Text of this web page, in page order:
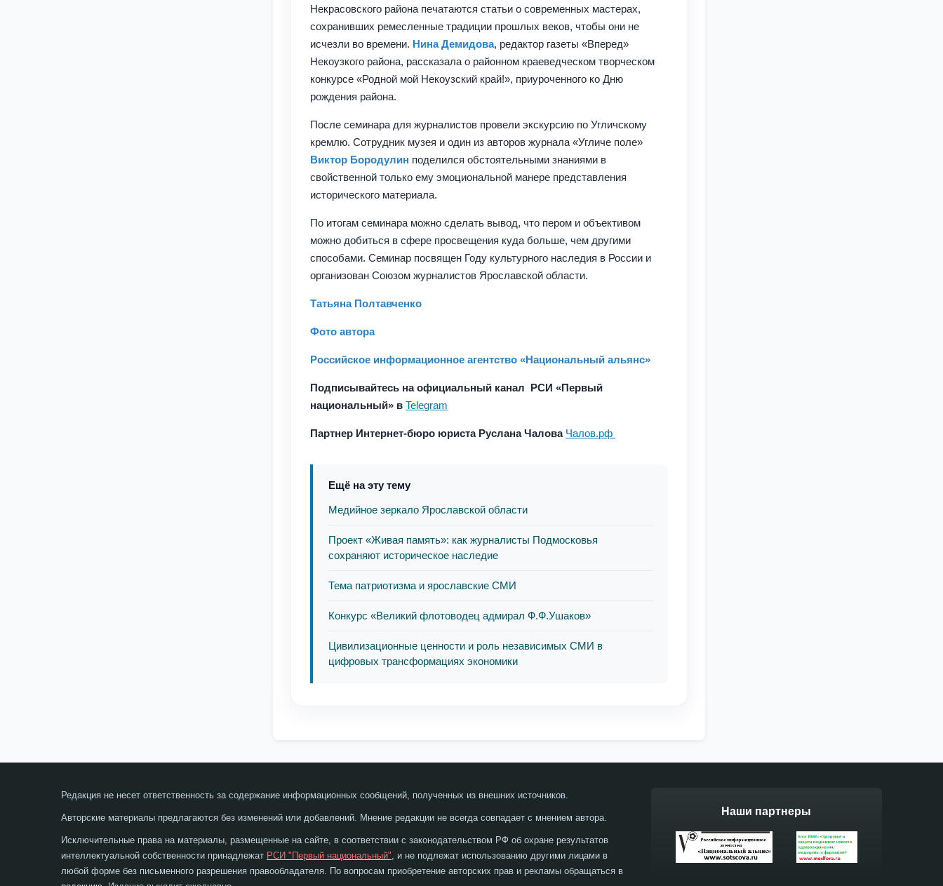
Некрасовского района печатаются статьи о современных мастерах,
сохранивших ремесленные традиции прошлых веков, чтобы они не
исчезли во времени. Нина Демидова, редактор газеты «Вперед»
Некоузкого района, рассказала о районном краеведческом творческом
конкурсе «Родной мой Некоузский край!», приуроченного ко Дню
рождения района.
После семинара для журналистов провели экскурсию по Угличскому
кремлю. Сотрудник музея и один из авторов журнала «Угличе поле»
Виктор Бородулин поделился обстоятельными знаниями в
свойственной только ему эмоциональной манере представления
исторического материала.
По итогам семинара можно сделать вывод, что пером и объективом
можно добиться в сфере просвещения куда больше, чем другими
способами. Семинар посвящен Году культурного наследия в России и
организован Союзом журналистов Ярославской области.
Татьяна Полтавченко
Фото автора
Российское информационное агентство «Национальный альянс»
Подписывайтесь на официальный канал РСИ«Первый
национальный» вTelegram
Партнер Интернет-бюро юриста Руслана Чалова Чалов.рф
Ещё на эту тему
Медийное зеркало Ярославской области
Проект «Живая память»: как журналисты Подмосковья
сохраняют историческое наследие
Тема патриотизма и ярославские СМИ
Конкурс «Великий флотоводец адмирал Ф.Ф.Ушаков»
Цивилизационные ценности и роль независимых СМИ в
цифровых трансформациях экономики
Редакция не несет ответственность за содержание информационных сообщений, полученных из внешних источников.
Авторские материалы предлагаются без изменений или добавлений. Мнение редакции не всегда совпадает с мнением автора.
Исключительные права на материалы, размещенные на сайте, в соответствии с законодательством РФ об охране результатов
интеллектуальной собственности принадлежат РСИ "Первый национальный" , и не подлежат использованию другими лицами в
любой форме без письменного разрешения правообладателя. По вопросам приобретение авторских прав и рекламы обращаться в
Наши партнеры